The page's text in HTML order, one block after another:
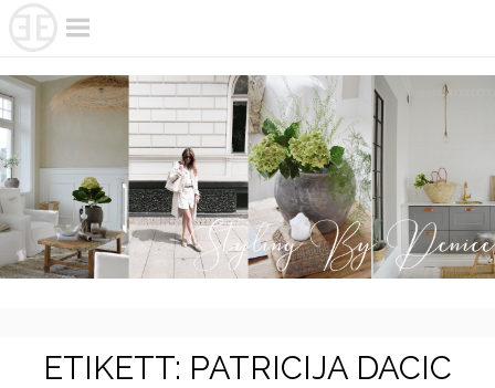
to
content
ETIKETT: PATRICIJA DACIC